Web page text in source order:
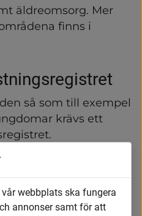
äldreomsorg. Mer
finns i
så som till exempel
krävs ett
är dömd för något
olämplig att arbeta
webbplats ska fungera
annonser samt för att